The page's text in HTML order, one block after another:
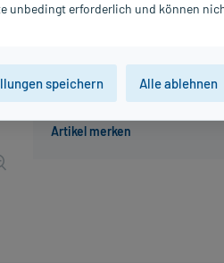
Der Artikel ist momentan
Beratung für
unbedingt erforderlich und können
speichern Alle ablehnen